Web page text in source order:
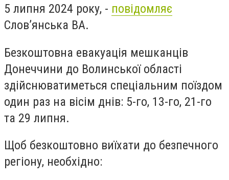
5 липня 2024 року, - повідомляє
Слов’янська ВА.
Безкоштовна евакуація мешканців
Донеччини до Волинської області
здійснюватиметься спеціальним поїздом
один раз на вісім днів: 5-го, 13-го, 21-го
та 29 липня.
Щоб безкоштовно виїхати до безпечного
регіону, необхідно: